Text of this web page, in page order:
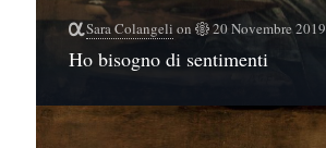
Sara Colangeli on 20 Novembre 2019
Ho bisogno di sentimenti